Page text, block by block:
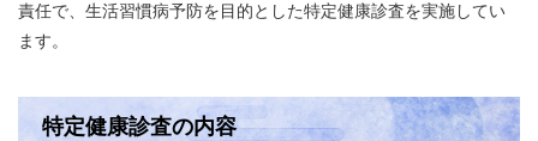
責任で、生活習慣病予防を目的とした特定健康診査を実施してい
ます。
特定健康診査の内容